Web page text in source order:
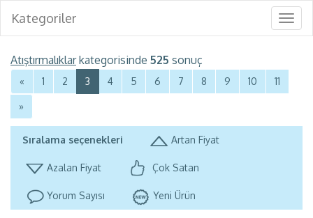
Kategoriler
Atıştırmalıklarkategorisinde 525 sonuç
« 1 2 3 4 5 6 7 8 9 10 11
»
Sıralama seçenekleri Artan Fiyat
Azalan Fiyat Çok Satan
Yorum Sayısı Yeni Ürün